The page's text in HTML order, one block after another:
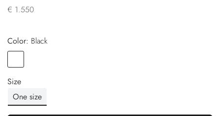
€ 1.550
Color:
black
Size
One size